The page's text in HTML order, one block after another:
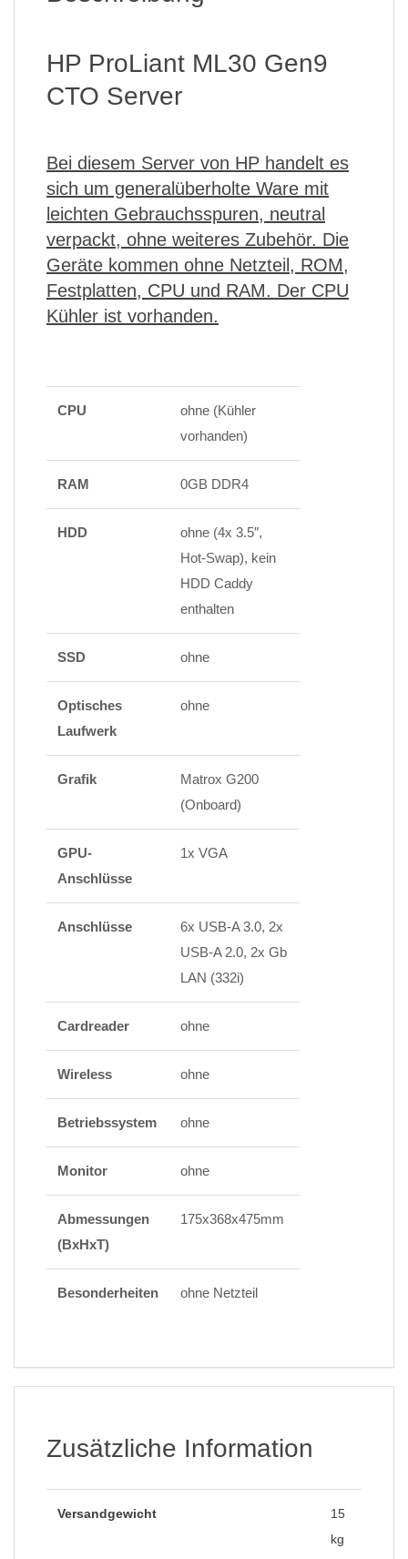
HP ProLiant ML30 Gen9
CTO Server
Bei diesem Server von HP handelt es
sich um generalüberholte Ware mit
leichten Gebrauchsspuren, neutral
verpackt, ohne weiteres Zubehör. Die
Geräte kommen ohne Netzteil, ROM,
Festplatten, CPU und RAM. Der CPU
Kühler ist vorhanden.
CPU
ohne (Kühler
vorhanden)
RAM 0GB DDR4
HDD
ohne (4x 3.5″,
Hot-Swap), kein
HDD Caddy
enthalten
SSD ohne
Optisches
Laufwerk
ohne
Grafik
Matrox G200
(Onboard)
GPU-
Anschlüsse
1x VGA
Anschlüsse
6x USB-A 3.0, 2x
USB-A 2.0, 2x Gb
LAN (332i)
Cardreader ohne
Wireless ohne
Betriebssystem ohne
Monitor ohne
Abmessungen
(BxHxT)
175x368x475mm
Besonderheiten ohne Netzteil
Zusätzliche Information
Versandgewicht
15
kg